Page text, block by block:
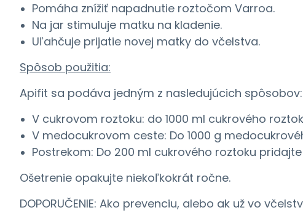
Pomáha znížiť napadnutie roztočom Varroa.
Na jar stimuluje matku na kladenie.
Uľahčuje prijatie novej matky do včelstva.
Spôsob použitia:
Apifit sa podáva jedným z nasledujúcich spôsobov:
V cukrovom roztoku: do 1000 ml cukrového
V medocukrovom ceste: Do 1000 g
Postrekom: Do 200 ml cukrového roztoku
Ošetrenie opakujte niekoľkokrát ročne.
DOPORUČENIE: Ako prevenciu, alebo ak už vo